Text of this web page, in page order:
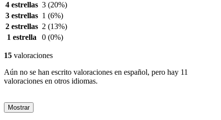
4 estrellas 3 (20%)
3 estrellas 1 (6%)
2 estrellas 2 (13%)
1 estrella
0 (0%)
15 valoraciones
Aún no se han escrito valoraciones en español, pero hay 11
valoraciones en otros idiomas.
Mostrar